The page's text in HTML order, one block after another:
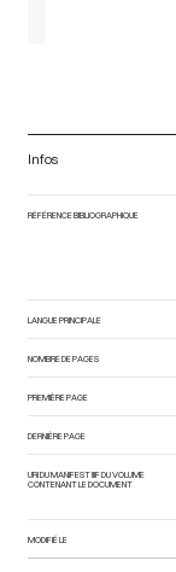
Infos
RÉFÉRENCE BIBLIOGRAPHIQUE
LANGUE PRINCIPALE
NOMBRE DE PAGES
PREMIÈRE PAGE
DERNIÈRE PAGE
URI DU MANIFEST IIIF DU VOLUME
CONTENANT LE DOCUMENT
MODIFIÉ LE